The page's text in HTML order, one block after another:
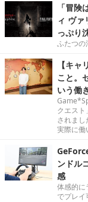
「冒
ィ ヴ
っぷり
ふたつの
【キ
こと。
いう働
クエス
されま
実際に働
ンドル
感
体感的に
でプレイ